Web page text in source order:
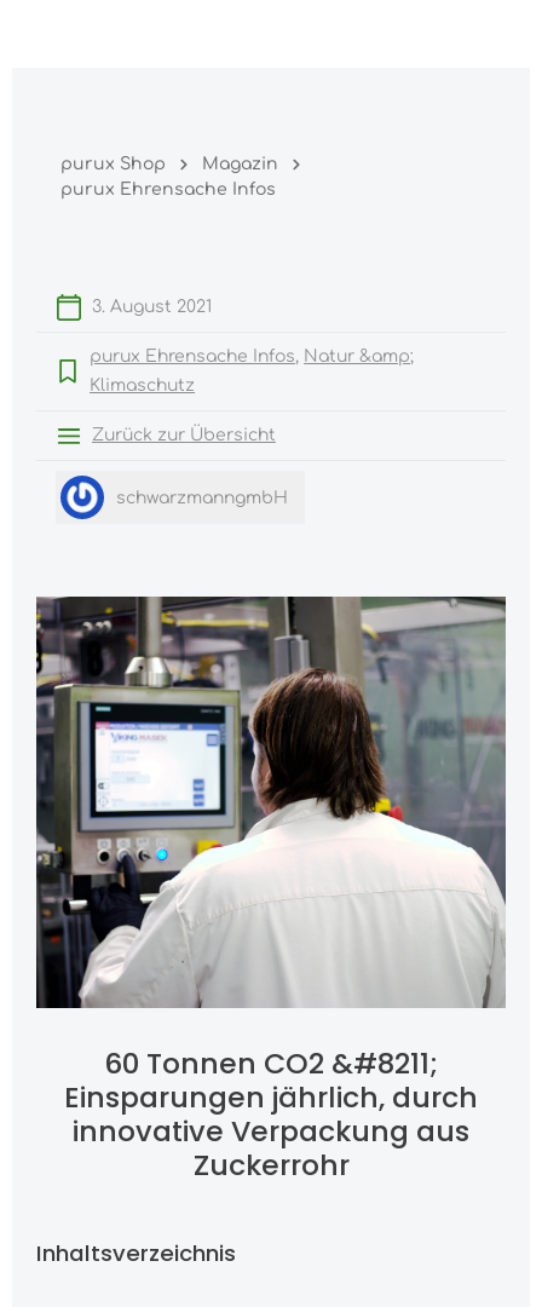
purux Shop
Magazin
purux Ehrensache Infos
3. August 2021
purux Ehrensache Infos
Natur &amp;
Klimaschutz
Zurück zur Übersicht
schwarzmanngmbH
60 Tonnen CO2 &#8211;
Einsparungen jährlich, durch
innovative Verpackung aus
Zuckerrohr
Inhaltsverzeichnis